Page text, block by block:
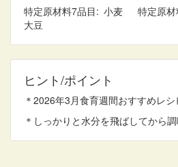
特定原材料7品目 小麦
特定原
大豆
ヒント/ポイント
＊2026年3月食育週間おすすめレシ
＊しっかりと水分を飛ばしてから調